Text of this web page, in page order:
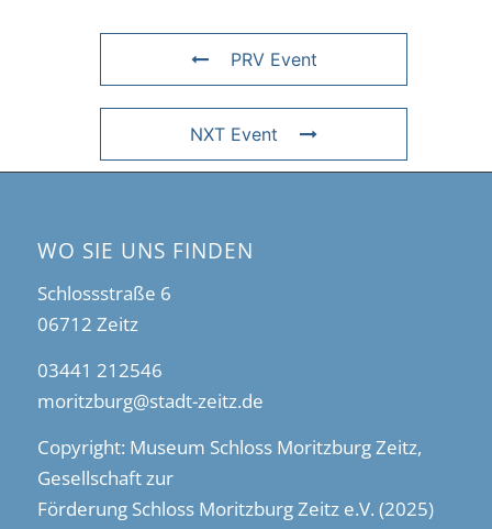
PRV Event
NXT Event
WO SIE UNS FINDEN
Schlossstraße 6
06712 Zeitz
03441 212546
moritzburg@stadt-zeitz.de
Copyright: Museum Schloss Moritzburg Zeitz,
Gesellschaft zur
Förderung Schloss Moritzburg Zeitz e.V. (2025)